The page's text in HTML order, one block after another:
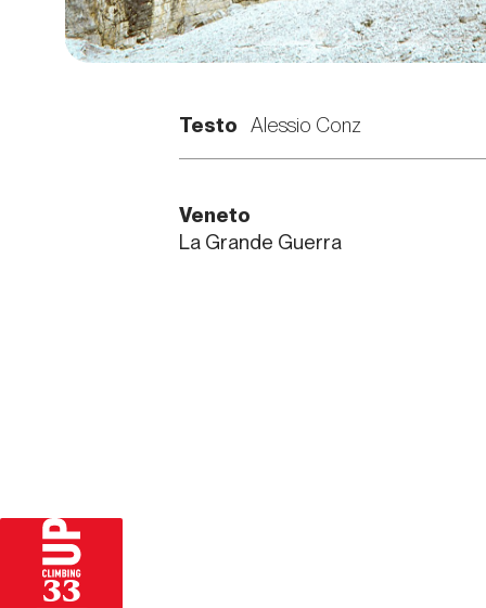
33
Testo Alessio Conz
Veneto
La Grande Guerra